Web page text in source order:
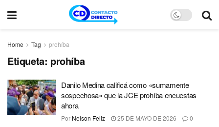
Home Tag prohíba
Etiqueta: prohíba
Danilo Medina calificá como «sumamente
sospechosa» que la JCE prohíba encuestas
ahora
Por Nelson Feliz 25 DE MAYO DE 2026 0